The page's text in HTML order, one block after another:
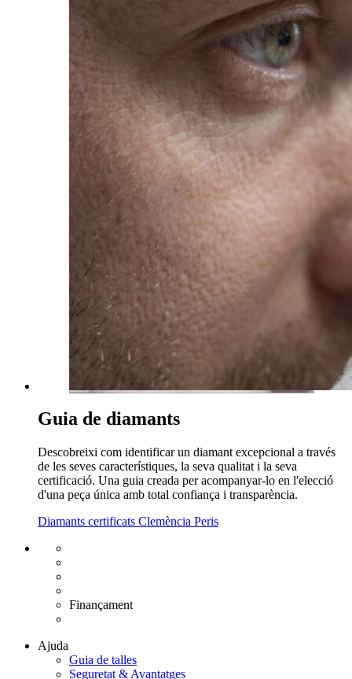
Guia de diamants
Descobreixi com identificar un diamant excepcional a través
de les seves característiques, la seva qualitat i la seva
certificació. Una guia creada per acompanyar-lo en l'elecció
d'una peça única amb total confiança i transparència.
Diamants certificats Clemència Peris
Finançament
Ajuda
Guia de talles
Seguretat & Avantatges